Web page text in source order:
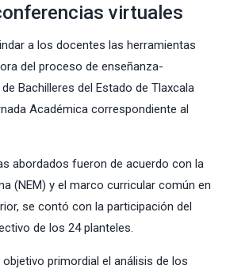
virtuales
a los docentes las herramientas
del proceso de enseñanza-
Bachilleres del Estado de Tlaxcala
Académica correspondiente al
abordados fueron de acuerdo con la
(NEM) y el marco curricular común en
se contó con la participación del
de los 24 planteles.
primordial el análisis de los